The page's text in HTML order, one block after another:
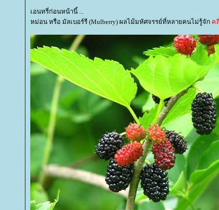
เอนทรี่ก่อนหน้านี้ ...
หม่อน หรือ มัลเบอร์รี (Mulberry) ผลไม้มหัศจรรย์ที่หลายคนไม่รู้จัก ค